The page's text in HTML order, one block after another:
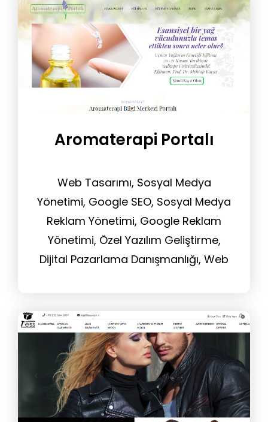
Aromaterapi Portalı
Web Tasarımı, Sosyal Medya
Yönetimi, Google SEO, Sosyal Medya
Reklam Yönetimi, Google Reklam
Yönetimi, Özel Yazılım Geliştirme,
Dijital Pazarlama Danışmanlığı, Web